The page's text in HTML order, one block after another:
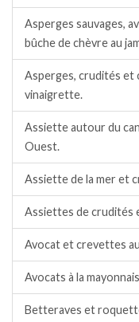
Asperges sauvages,
bûche de chèvre au
Asperges, crudités et
vinaigrette.
Assiette autour du
Ouest.
Assiette de la mer et
Assiettes de crudités
Avocat et crevettes
Avocats à la
Betteraves et